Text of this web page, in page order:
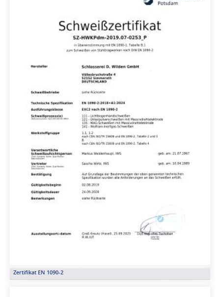
Zertifikat EN 1090-2